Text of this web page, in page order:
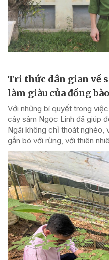
Tri thức dân gian về
làm giàu của đồng
Với những bí quyết trong
cây sâm Ngọc Linh đã giúp
Ngãi không chỉ thoát nghèo,
gắn bó với rừng, với thiên